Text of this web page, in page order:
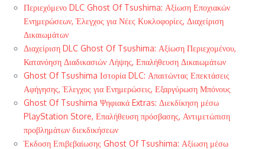
Περιεχόμενο DLC Ghost Of Tsushima: Αξίωση Εποχιακών
Ενημερώσεων, Έλεγχος για Νέες Κυκλοφορίες, Διαχείριση
Δικαιωμάτων
Διαχείριση DLC Ghost Of Tsushima: Αξίωση Περιεχομένου,
Κατανόηση Διαδικασιών Λήψης, Επαλήθευση Δικαιωμάτων
Ghost Of Tsushima Ιστορία DLC: Απαιτώντας Επεκτάσεις
Αφήγησης, Έλεγχος για Ενημερώσεις, Εξαργύρωση Μπόνους
Ghost Of Tsushima Ψηφιακά Extras: Διεκδίκηση μέσω
PlayStation Store, Επαλήθευση πρόσβασης, Αντιμετώπιση
προβλημάτων διεκδικήσεων
Έκδοση Επιβεβαίωσης Ghost Of Tsushima: Αξίωση μέσω